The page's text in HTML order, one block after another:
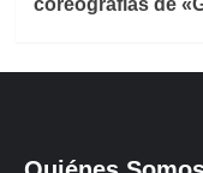
coreografías de